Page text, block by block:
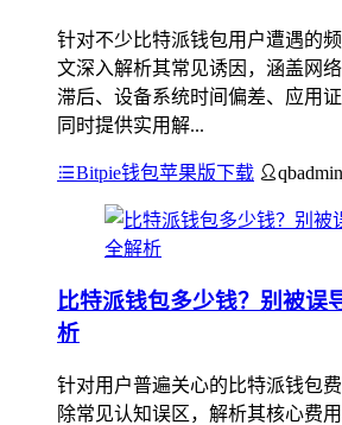
针对不少比特派钱包用户遭遇的
文深入解析其常见诱因，涵盖网
滞后、设备系统时间偏差、应用
同时提供实用解...
Bitpie钱包苹果版下载 qbadmin
比特派钱包多少钱？别被误
析
针对用户普遍关心的比特派钱包
除常见认知误区，解析其核心费